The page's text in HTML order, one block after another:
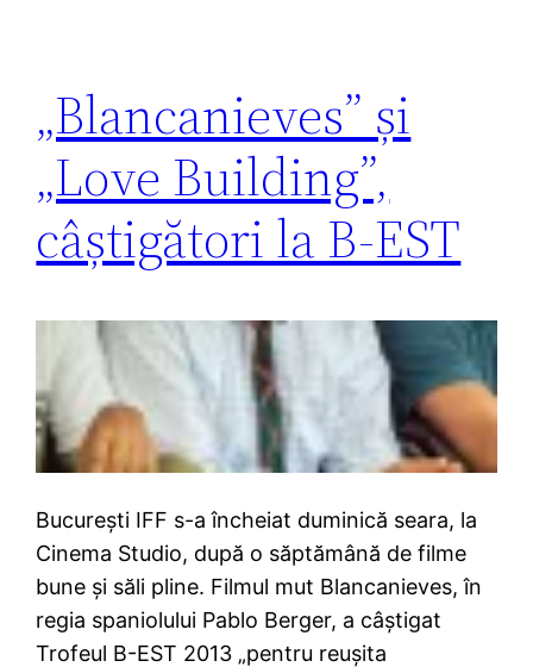
„Blancanieves” și
„Love Building”,
câștigători la B-EST
București IFF s-a încheiat duminică seara, la
Cinema Studio, după o săptămână de filme
bune și săli pline. Filmul mut Blancanieves, în
regia spaniolului Pablo Berger, a câştigat
Trofeul B-EST 2013 „pentru reușita